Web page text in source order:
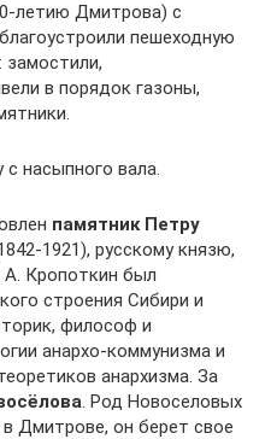
летию Дмитрова) с
пешеходную
замостили,
в порядок газоны,
насыпного вала.
памятник Петру
1921), русскому князю,
А. Кропоткин был
строения Сибири и
философ и
анархо-коммунизма и
анархизма. За
. Род Новоселовых
Дмитрове, он берет свое